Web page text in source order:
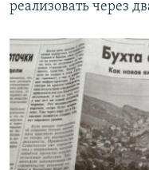
реализовать через